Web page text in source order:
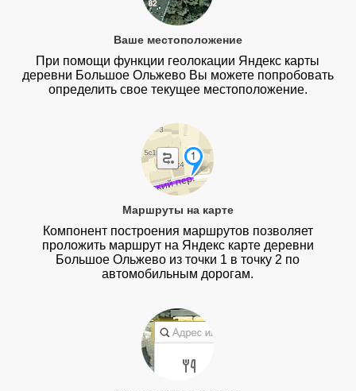
Ваше местоположение
При помощи функции геолокации Яндекс карты
деревни Большое Ольжево Вы можете попробовать
определить свое текущее местоположение.
Маршруты на карте
Компонент построения маршрутов позволяет
проложить маршрут на Яндекс карте деревни
Большое Ольжево из точки 1 в точку 2 по
автомобильным дорогам.